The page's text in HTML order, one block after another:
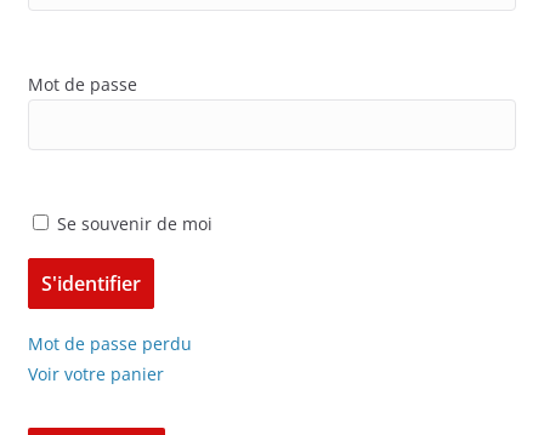
Mot de passe
Se souvenir de moi
Mot de passe perdu
Voir votre panier